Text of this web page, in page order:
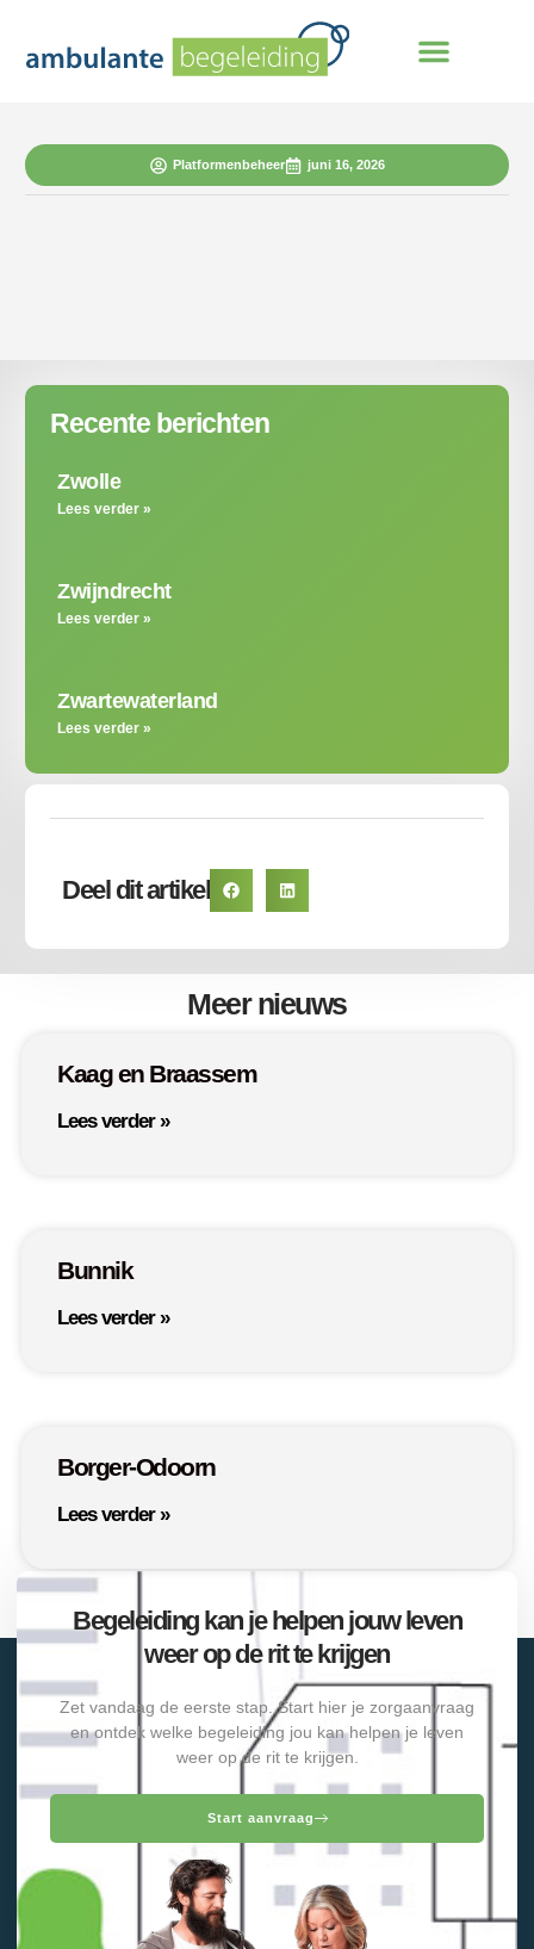
Platformenbeheer juni 16, 2026
Deel dit artikel
Recente berichten
Zwolle
Lees verder »
Zwijndrecht
Lees verder »
Zwartewaterland
Lees verder »
Meer nieuws
Kaag en Braassem
Lees verder »
Bunnik
Lees verder »
Borger-Odoorn
Lees verder »
Begeleiding kan je helpen jouw leven
weer op de rit te krijgen
Zet vandaag de eerste stap. Start hier je zorgaanvraag
en ontdek welke begeleiding jou kan helpen je leven
weer op de rit te krijgen.
Start aanvraag